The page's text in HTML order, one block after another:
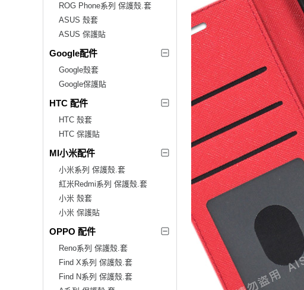
ROG Phone系列 保護殼.套
ASUS 殼套
ASUS 保護貼
Google配件
Google殼套
Google保護貼
HTC 配件
HTC 殼套
HTC 保護貼
MI小米配件
小米系列 保護殼.套
紅米Redmi系列 保護殼.套
小米 殼套
小米 保護貼
OPPO 配件
Reno系列 保護殼.套
Find X系列 保護殼.套
Find N系列 保護殼.套